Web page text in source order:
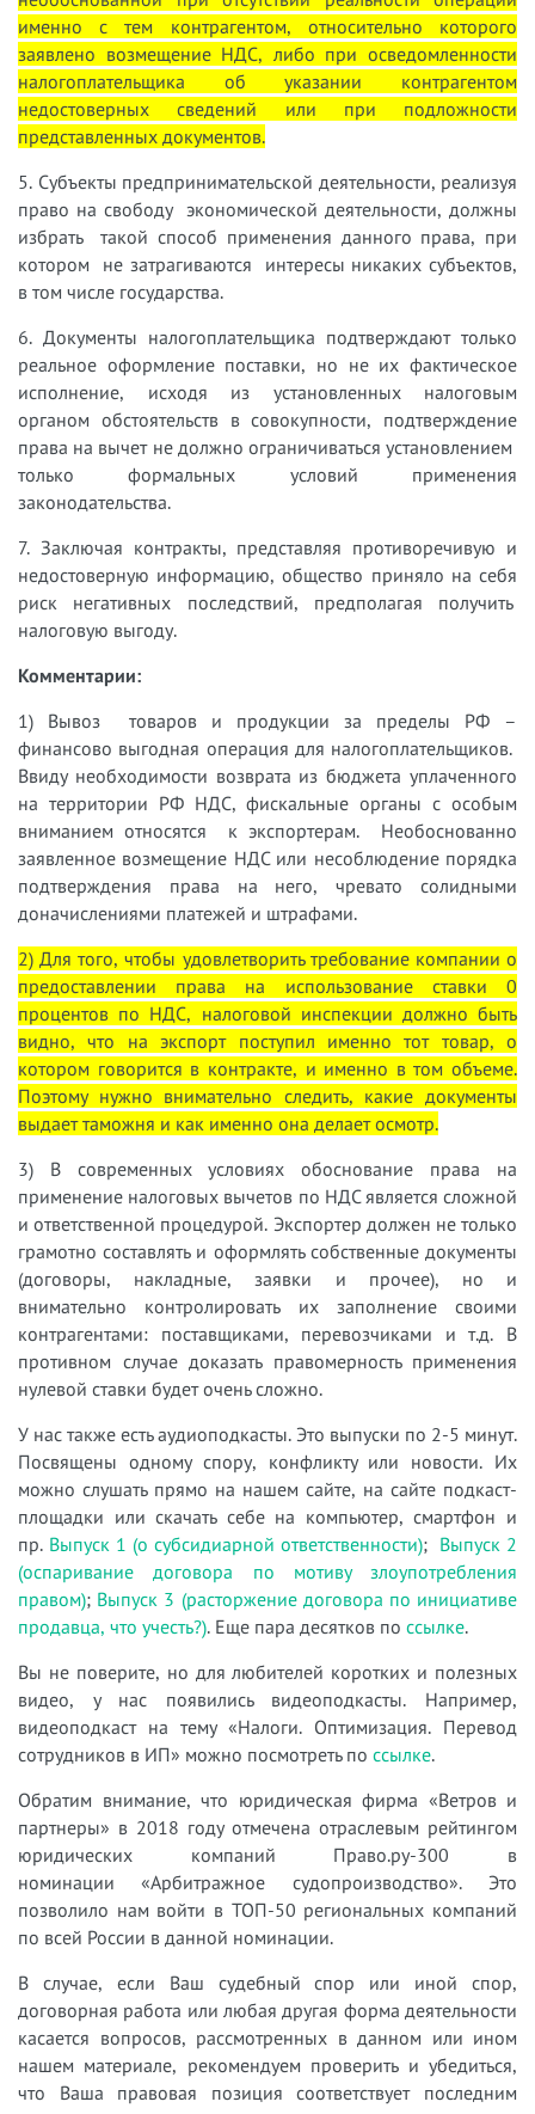
именно с тем контрагентом, относительно которого
заявлено возмещение НДС, либо при осведомленности
налогоплательщика об указании контрагентом
недостоверных сведений или при подложности
представленных документов.
5. Субъекты предпринимательской деятельности, реализуя
право на свободу экономической деятельности, должны
избрать такой способ применения данного права, при
котором не затрагиваются интересы никаких субъектов,
в том числе государства.
6. Документы налогоплательщика подтверждают только
реальное оформление поставки, но не их фактическое
исполнение, исходя из установленных налоговым
органом обстоятельств в совокупности, подтверждение
права на вычет не должно ограничиваться установлением
только формальных условий применения
законодательства.
7. Заключая контракты, представляя противоречивую и
недостоверную информацию, общество приняло на себя
риск негативных последствий, предполагая получить
налоговую выгоду.
Комментарии:
1) Вывоз товаров и продукции за пределы РФ –
финансово выгодная операция для налогоплательщиков.
Ввиду необходимости возврата из бюджета уплаченного
на территории РФ НДС, фискальные органы с особым
вниманием относятся к экспортерам. Необоснованно
заявленное возмещение НДС или несоблюдение порядка
подтверждения права на него, чревато солидными
доначислениями платежей и штрафами.
2) Для того, чтобы удовлетворить требование компании о
предоставлении права на использование ставки 0
процентов по НДС, налоговой инспекции должно быть
видно, что на экспорт поступил именно тот товар, о
котором говорится в контракте, и именно в том объеме.
Поэтому нужно внимательно следить, какие документы
выдает таможня и как именно она делает осмотр.
3) В современных условиях обоснование права на
применение налоговых вычетов по НДС является сложной
и ответственной процедурой. Экспортер должен не только
грамотно составлять и оформлять собственные документы
(договоры, накладные, заявки и прочее), но и
внимательно контролировать их заполнение своими
контрагентами: поставщиками, перевозчиками и т.д. В
противном случае доказать правомерность применения
нулевой ставки будет очень сложно.
У нас также есть аудиоподкасты. Это выпуски по 2-5 минут.
Посвящены одному спору, конфликту или новости. Их
можно слушать прямо на нашем сайте, на сайте подкаст-
площадки или скачать себе на компьютер, смартфон и
пр. Выпуск 1 (о субсидиарной ответственности); Выпуск 2
(оспаривание договора по мотиву злоупотребления
правом); Выпуск 3 (расторжение договора по инициативе
продавца, что учесть?). Еще пара десятков по ссылке.
Вы не поверите, но для любителей коротких и полезных
видео, у нас появились видеоподкасты. Например,
видеоподкаст на тему «Налоги. Оптимизация. Перевод
сотрудников в ИП» можно посмотреть по ссылке.
Обратим внимание, что юридическая фирма «Ветров и
партнеры» в 2018 году отмечена отраслевым рейтингом
юридических компаний Право.ру-300 в
номинации «Арбитражное судопроизводство». Это
позволило нам войти в ТОП-50 региональных компаний
по всей России в данной номинации.
В случае, если Ваш судебный спор или иной спор,
договорная работа или любая другая форма деятельности
касается вопросов, рассмотренных в данном или ином
нашем материале, рекомендуем проверить и убедиться,
что Ваша правовая позиция соответствует последним